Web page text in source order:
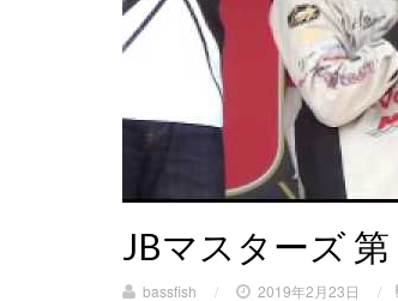
JBマスターズ
bassfish / 2019年2月23日 /